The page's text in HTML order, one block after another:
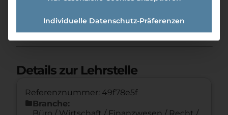
Bürokaufmann:frau Verkaufsberatung -
Stützpunkt Krems
Details zur Lehrstelle
Referenznummer: 49f78e5f
folderBranche:
Individuelle Datenschutz-Präferenzen